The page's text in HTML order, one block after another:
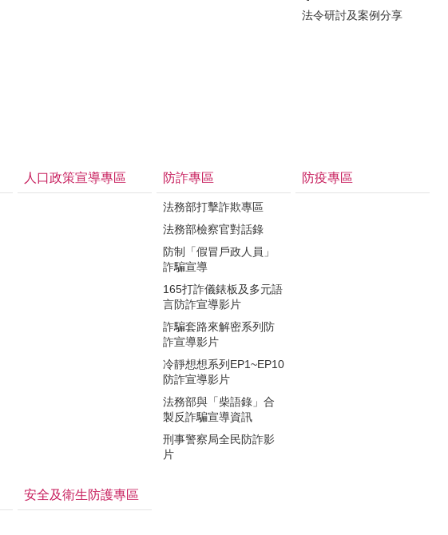
法令研討及案例分享
人口政策宣導專區 防詐專區
法務部打擊詐欺專區
法務部檢察官對話錄
防制「假冒戶政人員」
詐騙宣導
165打詐儀錶板及多元語
言防詐宣導影片
詐騙套路來解密系列防
詐宣導影片
冷靜想想系列EP1~EP10
防詐宣導影片
法務部與「柴語錄」合
製反詐騙宣導資訊
刑事警察局全民防詐影
片
防疫專區
安全及衛生防護專區